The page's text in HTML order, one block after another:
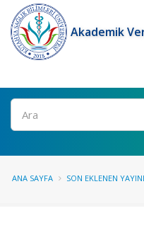
Akademik
Ara
ANA SAYFA SON EKLENEN